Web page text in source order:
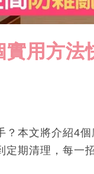
用方法
本文將介紹4
期清理，每一